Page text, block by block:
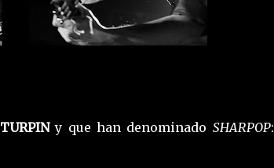
TURPINy que han denominado SHARPOP: